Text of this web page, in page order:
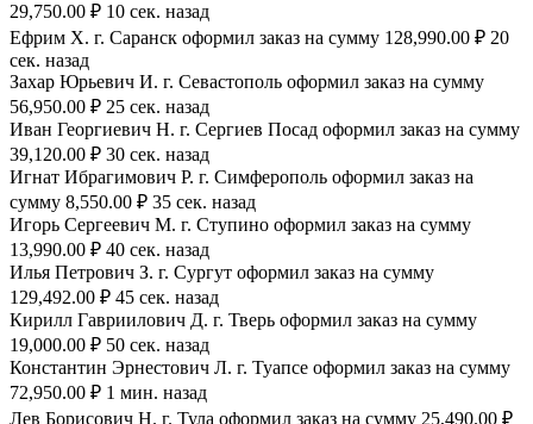
29,750.00 ₽ 10 сек. назад
Ефрим Х. г. Саранск оформил заказ на сумму 128,990.00 ₽ 20
сек. назад
Захар Юрьевич И. г. Севастополь оформил заказ на сумму
56,950.00 ₽ 25 сек. назад
Иван Георгиевич Н. г. Сергиев Посад оформил заказ на сумму
39,120.00 ₽ 30 сек. назад
Игнат Ибрагимович Р. г. Симферополь оформил заказ на
сумму 8,550.00 ₽ 35 сек. назад
Игорь Сергеевич М. г. Ступино оформил заказ на сумму
13,990.00 ₽ 40 сек. назад
Илья Петрович З. г. Сургут оформил заказ на сумму
129,492.00 ₽ 45 сек. назад
Кирилл Гавриилович Д. г. Тверь оформил заказ на сумму
19,000.00 ₽ 50 сек. назад
Константин Эрнестович Л. г. Туапсе оформил заказ на сумму
72,950.00 ₽ 1 мин. назад
Лев Борисович Н. г. Тула оформил заказ на сумму 25,490.00 ₽